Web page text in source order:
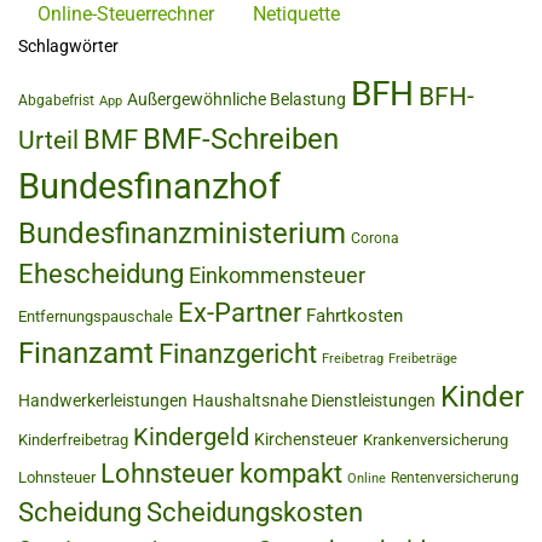
Online-Steuerrechner
Netiquette
Schlagwörter
Abgabefrist App Außergewöhnliche Belastung BFH BFH-
Urteil BMF BMF-Schreiben
Bundesfinanzhof
Bundesfinanzministerium Corona
Ehescheidung Einkommensteuer
Entfernungspauschale Ex-Partner Fahrtkosten
Finanzamt Finanzgericht Freibetrag Freibeträge
Handwerkerleistungen Haushaltsnahe Dienstleistungen Kinder
Kinderfreibetrag Kindergeld Kirchensteuer Krankenversicherung
Lohnsteuer Lohnsteuer kompakt Online Rentenversicherung
Scheidung Scheidungskosten